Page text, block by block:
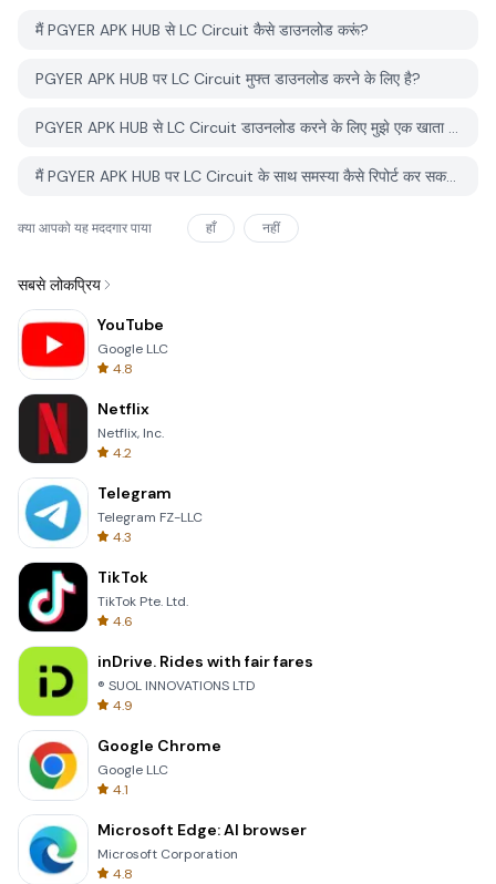
मैं PGYER APK HUB से LC Circuit कैसे डाउनलोड करूं?
PGYER APK HUB पर LC Circuit मुफ्त डाउनलोड करने के लिए है?
PGYER APK HUB से LC Circuit डाउनलोड करने के लिए मुझे एक खाता चाहिए?
मैं PGYER APK HUB पर LC Circuit के साथ समस्या कैसे रिपोर्ट कर सकता हूँ?
क्या आपको यह मददगार पाया हाँ नहीं
सबसे लोकप्रिय
YouTube
Google LLC
4.8
Netflix
Netflix, Inc.
4.2
Telegram
Telegram FZ-LLC
4.3
TikTok
TikTok Pte. Ltd.
4.6
inDrive. Rides with fair fares
® SUOL INNOVATIONS LTD
4.9
Google Chrome
Google LLC
4.1
Microsoft Edge: AI browser
Microsoft Corporation
4.8